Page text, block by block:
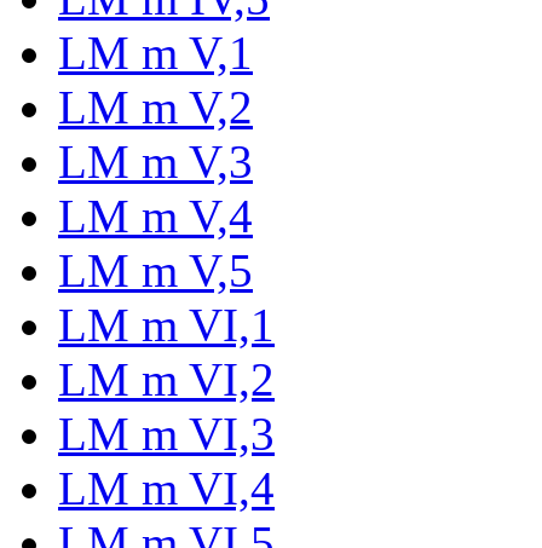
LM m V,1
LM m V,2
LM m V,3
LM m V,4
LM m V,5
LM m VI,1
LM m VI,2
LM m VI,3
LM m VI,4